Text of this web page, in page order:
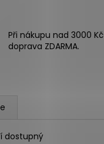
Při nákupu nad 3000 Kč
doprava ZDARMA.
dostupný